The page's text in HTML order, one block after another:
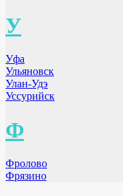
У
Уфа
Ульяновск
Улан-Удэ
Уссурийск
Ф
Фролово
Фрязино